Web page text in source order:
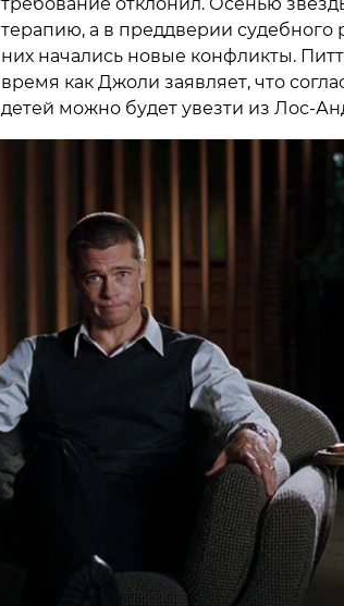
терапию, а в преддверии судебного
них начались новые конфликты.
время как Джоли заявляет, что
детей можно будет увезти из Лос-